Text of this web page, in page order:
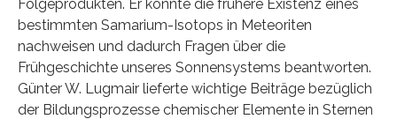
Folgeprodukten. Er konnte die frühere Existenz eines
bestimmten Samarium-Isotops in Meteoriten
nachweisen und dadurch Fragen über die
Frühgeschichte unseres Sonnensystems beantworten.
Günter W. Lugmair lieferte wichtige Beiträge bezüglich
der Bildungsprozesse chemischer Elemente in Sternen